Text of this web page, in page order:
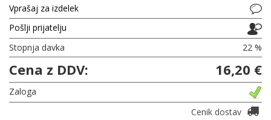
Vprašaj za izdelek
Pošlji prijatelju
Stopnja davka
22 %
Cena z DDV: 16,20 €
Zaloga
Cenik dostav